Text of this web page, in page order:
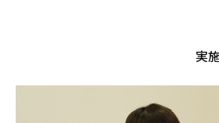
実